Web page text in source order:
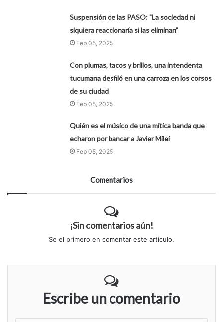
Suspensión de las PASO: "La sociedad ni
siquiera reaccionaría si las eliminan”
Feb 05, 2025
Con plumas, tacos y brillos, una intendenta
tucumana desfiló en una carroza en los corsos
de su ciudad
Feb 05, 2025
Quién es el músico de una mítica banda que
echaron por bancar a Javier Milei
Feb 05, 2025
Comentarios
¡Sin comentarios aún!
Se el primero en comentar este artículo.
Escribe un comentario